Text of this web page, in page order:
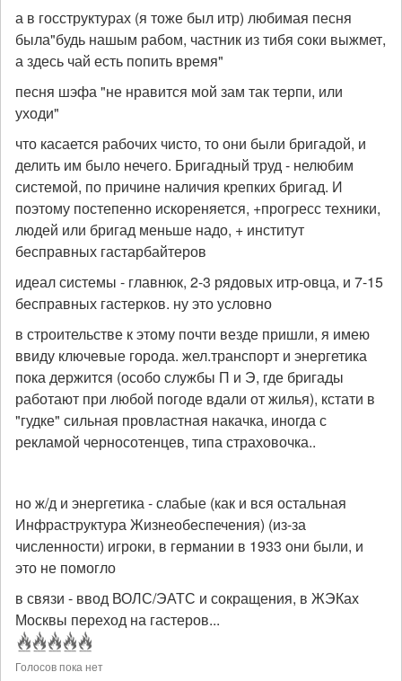
а в госструктурах (я тоже был итр) любимая песня
была"будь нашым рабом, частник из тибя соки выжмет,
а здесь чай есть попить время"
песня шэфа "не нравится мой зам так терпи, или
уходи"
что касается рабочих чисто, то они были бригадой, и
делить им было нечего. Бригадный труд - нелюбим
системой, по причине наличия крепких бригад. И
поэтому постепенно искореняется, +прогресс техники,
людей или бригад меньше надо, + институт
бесправных гастарбайтеров
идеал системы - главнюк, 2-3 рядовых итр-овца, и 7-15
бесправных гастерков. ну это условно
в строительстве к этому почти везде пришли, я имею
ввиду ключевые города. жел.транспорт и энергетика
пока держится (особо службы П и Э, где бригады
работают при любой погоде вдали от жилья), кстати в
"гудке" сильная провластная накачка, иногда с
рекламой черносотенцев, типа страховочка..
но ж/д и энергетика - слабые (как и вся остальная
Инфраструктура Жизнеобеспечения) (из-за
численности) игроки, в германии в 1933 они были, и
это не помогло
в связи - ввод ВОЛС/ЭАТС и сокращения, в ЖЭКах
Москвы переход на гастеров...
Голосов пока нет